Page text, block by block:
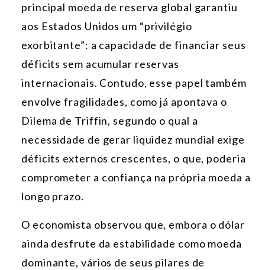
principal moeda de reserva global garantiu
aos Estados Unidos um “privilégio
exorbitante”: a capacidade de financiar seus
déficits sem acumular reservas
internacionais. Contudo, esse papel também
envolve fragilidades, como já apontava o
Dilema de Triffin, segundo o qual a
necessidade de gerar liquidez mundial exige
déficits externos crescentes, o que, poderia
comprometer a confiança na própria moeda a
longo prazo.
O economista observou que, embora o dólar
ainda desfrute da estabilidade como moeda
dominante, vários de seus pilares de